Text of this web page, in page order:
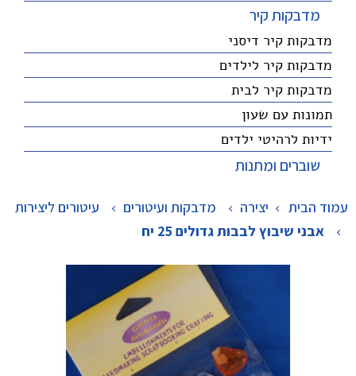
מדבקות קיר
מדבקות קיר דיסני
מדבקות קיר לילדים
מדבקות קיר לבית
תמונות עם שעון
ידיות לרהיטי ילדים
שוברים ומתנות
עמוד הבית יצירה > מדבקות ועיטורים > עיטורים ליצירות
> אבני שיבוץ לבבות גדולים 25 יח